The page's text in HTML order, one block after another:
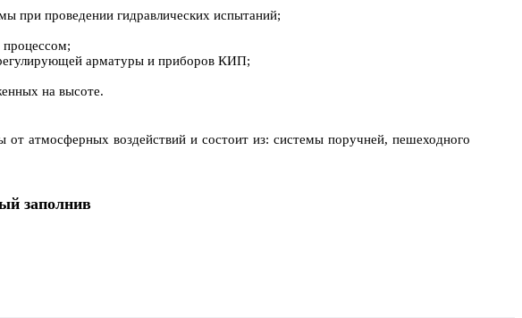
при проведении гидравлических испытаний;
процессом;
арматуры и приборов КИП;
на высоте.
атмосферных воздействий и состоит из: системы поручней, пешеходного
заполнив